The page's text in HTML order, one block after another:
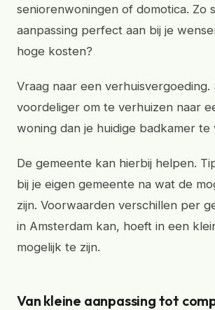
seniorenwoningen of domotica. Zo
aanpassing perfect aan bij je
hoge kosten?
Vraag naar een verhuisvergoeding.
voordeliger om te verhuizen naar
woning dan je huidige badkamer te
De gemeente kan hierbij helpen.
bij je eigen gemeente na wat de
zijn. Voorwaarden verschillen per
in Amsterdam kan, hoeft in een
mogelijk te zijn.
Van kleine aanpassing tot